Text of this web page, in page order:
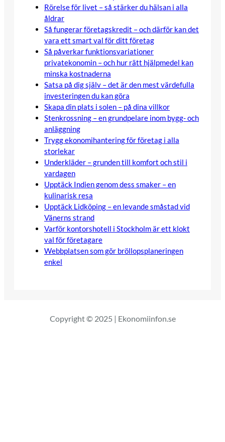
Rörelse för livet – så stärker du hälsan i alla
åldrar
Så fungerar företagskredit – och därför kan det
vara ett smart val för ditt företag
Så påverkar funktionsvariationer
privatekonomin – och hur rätt hjälpmedel kan
minska kostnaderna
Satsa på dig själv – det är den mest värdefulla
investeringen du kan göra
Skapa din plats i solen – på dina villkor
Stenkrossning – en grundpelare inom bygg- och
anläggning
Trygg ekonomihantering för företag i alla
storlekar
Underkläder – grunden till komfort och stil i
vardagen
Upptäck Indien genom dess smaker – en
kulinarisk resa
Upptäck Lidköping – en levande småstad vid
Vänerns strand
Varför kontorshotell i Stockholm är ett klokt
val för företagare
Webbplatsen som gör bröllopsplaneringen
enkel
Copyright © 2025 | Ekonomiinfon.se